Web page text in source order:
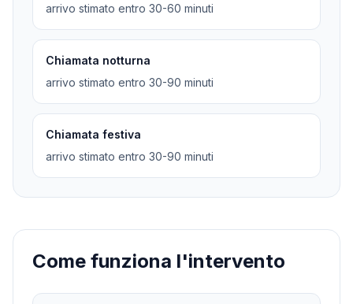
arrivo stimato entro 30-60 minuti
Chiamata notturna
arrivo stimato entro 30-90 minuti
Chiamata festiva
arrivo stimato entro 30-90 minuti
Come funziona l'intervento